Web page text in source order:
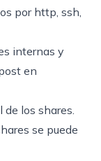
por http, ssh,
internas y
en
los shares.
se puede